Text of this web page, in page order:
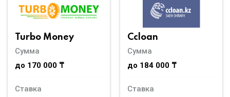
Turbo Money
Сумма
до 170 000 ₸
Ставка
Ccloan
Сумма
до 184 000 ₸
Ставка